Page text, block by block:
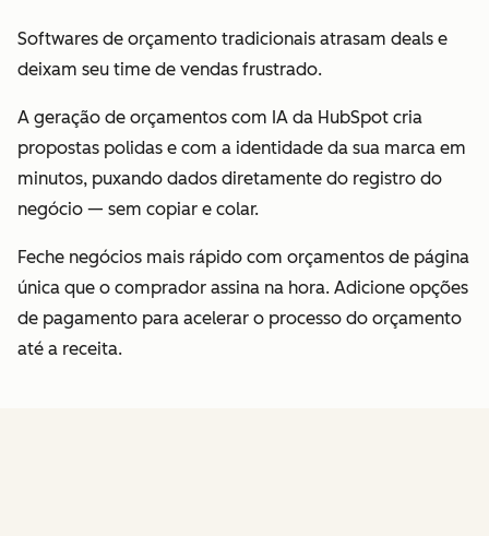
Softwares de orçamento tradicionais atrasam deals e
deixam seu time de vendas frustrado.
A geração de orçamentos com IA da HubSpot cria
propostas polidas e com a identidade da sua marca em
minutos, puxando dados diretamente do registro do
negócio — sem copiar e colar.
Feche negócios mais rápido com orçamentos de página
única que o comprador assina na hora. Adicione opções
de pagamento para acelerar o processo do orçamento
até a receita.